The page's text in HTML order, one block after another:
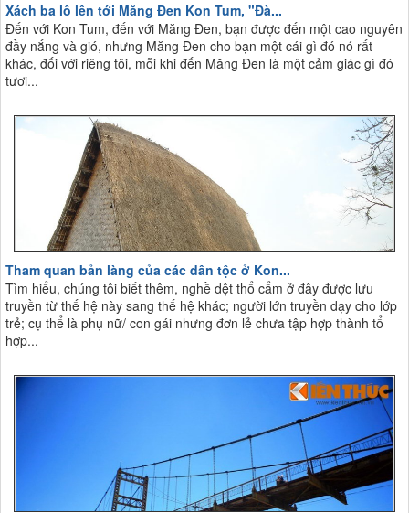
Xách ba lô lên tới Măng Đen Kon Tum, "Đà...
Đến với Kon Tum, đến với Măng Đen, bạn được đến một cao nguyên
đầy nắng và gió, nhưng Măng Đen cho bạn một cái gì đó nó rất
khác, đối với riêng tôi, mỗi khi đến Măng Đen là một cảm giác gì đó
tươi...
Tham quan bản làng của các dân tộc ở Kon...
Tìm hiểu, chúng tôi biết thêm, nghề dệt thổ cẩm ở đây được lưu
truyền từ thế hệ này sang thế hệ khác; người lớn truyền dạy cho lớp
trẻ; cụ thể là phụ nữ/ con gái nhưng đơn lẻ chưa tập hợp thành tổ
hợp...